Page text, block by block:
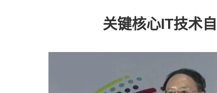
关键核心IT技术